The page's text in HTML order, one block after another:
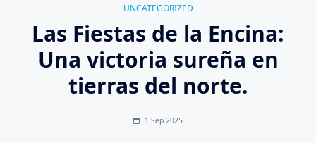
UNCATEGORIZED
Las Fiestas de la Encina:
Una victoria sureña en
tierras del norte.
1 Sep 2025